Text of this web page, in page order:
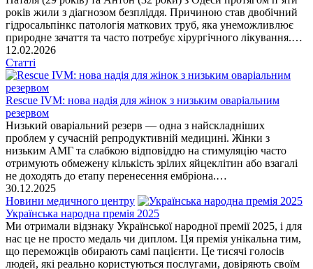
років жили з діагнозом безпліддя. Причиною став двобічний
гідросальпінкс патологія маткових труб, яка унеможливлює
природне зачаття та часто потребує хірургічного лікування.…
12.02.2026
Статті
Rescue IVM: нова надія для жінок з низьким оваріальним
резервом
Низький оваріальний резерв — одна з найскладніших
проблем у сучасній репродуктивній медицині. Жінки з
низьким АМГ та слабкою відповіддю на стимуляцію часто
отримують обмежену кількість зрілих яйцеклітин або взагалі
не доходять до етапу перенесення ембріона.…
30.12.2025
Новини медичного центру
Українська народна премія 2025
​Ми отримали відзнаку Української народної премії 2025, і для
нас це не просто медаль чи диплом. Ця премія унікальна тим,
що переможців обирають самі пацієнти. Це тисячі голосів
людей, які реально користуються послугами, довіряють своїм